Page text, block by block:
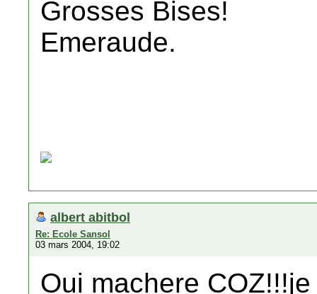
Grosses Bises!
Emeraude.
albert abitbol
Re: Ecole Sansol
03 mars 2004, 19:02
Oui machere